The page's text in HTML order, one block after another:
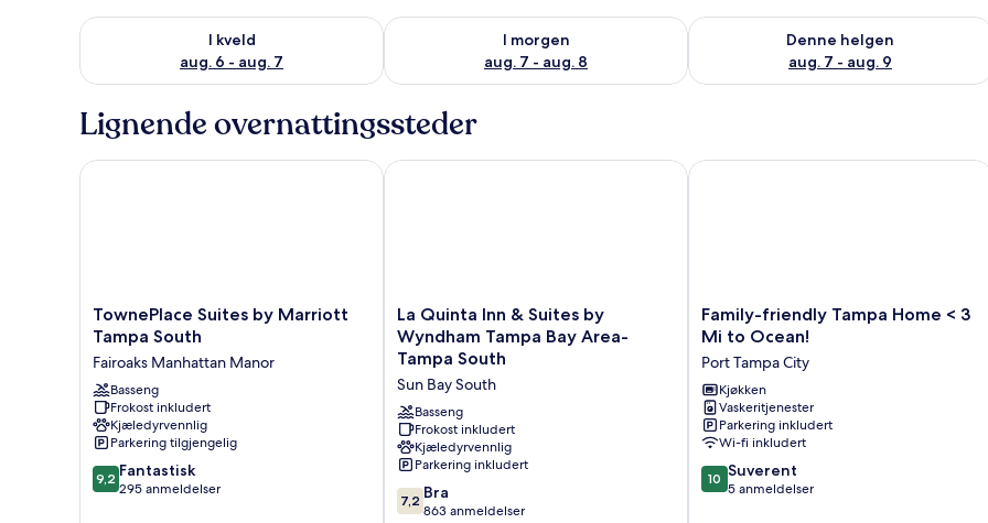
I kveld
aug. 6 - aug. 7
Sjekk tilgjengelighet for i kveld, aug. 6 - aug. 7
I morgen
aug. 7 - aug. 8
Sjekk tilgjengelighet for i morgen, aug. 7 - aug. 8
Denne helgen
aug. 7 - aug. 9
Sjekk tilgjengelighet for denne
Lignende overnattingssteder
TownePlace
Suites
Marriott
Tampa
South
Fairoaks
Manhattan
Manor
TownePlace Suites by Marriott
Tampa South
Fairoaks Manhattan Manor
Basseng
Frokost inkludert
Kjæledyrvennlig
Parkering tilgjengelig
9.2
av
9,2 Fantastisk
295 anmeldelser
TownePlace Suites by Marriott Tampa South
La
Quinta
Inn
&
Suites
by
Wyndham
Tampa
Bay
Area-
Tampa
La Quinta Inn & Suites by
Wyndham Tampa Bay Area-
Tampa South
Sun Bay South
Basseng
Frokost inkludert
Kjæledyrvennlig
Parkering inkludert
7.2
av
7,2 Bra
863 anmeldelser
La Quinta Inn & Suites by Wyndham Tampa Bay Area-Tampa South
Family-
friendly
Home
<
3
Mi
to
Ocean!
Port
Family-friendly Tampa Home < 3
Mi to Ocean!
Port Tampa City
Kjøkken
Vaskeritjenester
Parkering inkludert
Wi-fi inkludert
10.0
av
10 Suverent
5 anmeldelser
Family-friendly Tampa Home < 3 Mi